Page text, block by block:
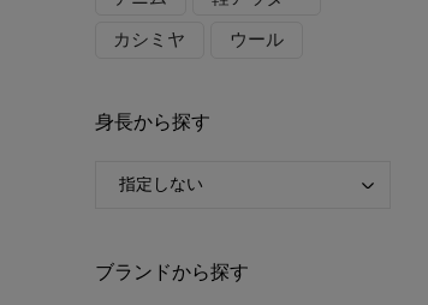
カシミヤ
ウール
身長から探す
ブランドから探す